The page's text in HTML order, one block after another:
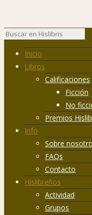
Inicio
Libros
Calificaciones
Ficción
No
Premios
Info
Sobre
FAQs
Contacto
Hislibreños
Actividad
Grupos